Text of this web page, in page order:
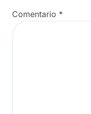
Comentario *